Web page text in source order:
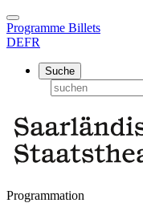
Programme Billets
DEFR
Suche
Programmation